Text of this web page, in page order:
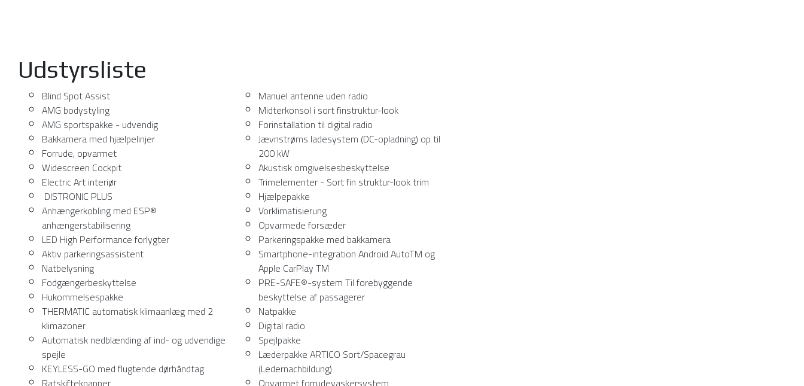
Udstyrsliste
Blind Spot Assist
AMG bodystyling
AMG sportspakke - udvendig
Bakkamera med hjælpelinjer
Forrude, opvarmet
Widescreen Cockpit
Electric Art interiør
DISTRONIC PLUS
Anhængerkobling med ESP®
anhængerstabilisering
LED High Performance forlygter
Aktiv parkeringsassistent
Natbelysning
Fodgængerbeskyttelse
Hukommelsespakke
THERMATIC automatisk klimaanlæg med 2
klimazoner
Automatisk nedblænding af ind- og udvendige
spejle
KEYLESS-GO med flugtende dørhåndtag
Manuel antenne uden radio
Midterkonsol i sort finstruktur-look
Forinstallation til digital radio
Jævnstrøms ladesystem (DC-opladning) op til
200 kW
Akustisk omgivelsesbeskyttelse
Trimelementer - Sort fin struktur-look trim
Hjælpepakke
Vorklimatisierung
Opvarmede forsæder
Parkeringspakke med bakkamera
Smartphone-integration Android AutoTM og
Apple CarPlay TM
PRE-SAFE®-system Til forebyggende
beskyttelse af passagerer
Natpakke
Digital radio
Spejlpakke
Læderpakke ARTICO Sort/Spacegrau
(Ledernachbildung)